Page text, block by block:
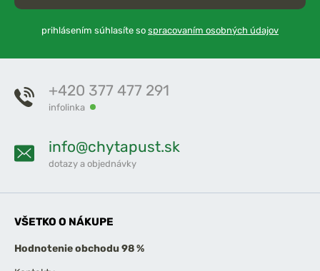
prihlásením súhlasíte so spracovaním osobných údajov
+420 377 477 291
infolinka
info@chytapust.sk
dotazy a objednávky
VŠETKO O NÁKUPE
Hodnotenie obchodu 98 %